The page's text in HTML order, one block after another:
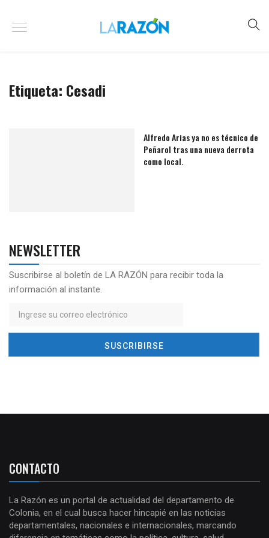
Etiqueta: Cesadi
Alfredo Arias ya no es técnico de
Peñarol tras una nueva derrota
como local.
NEWSLETTER
Suscribirse al boletín de LA RAZÓN para recibir toda la
información al instante.
CONTACTO
La Razón es un portal de actualidad del departamento de
Colonia, en el cual busca hacer hincapié en las noticias
departamentales, nacionales e internacionales, marcando